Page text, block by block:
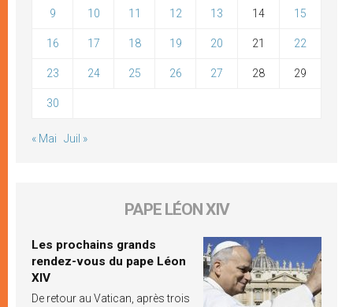
9 10 11 12 13 14 15
16 17 18 19 20 21 22
23 24 25 26 27 28 29
30
« Mai Juil »
PAPE LÉON XIV
Les prochains grands
rendez-vous du pape Léon
XIV
De retour au Vatican, après trois